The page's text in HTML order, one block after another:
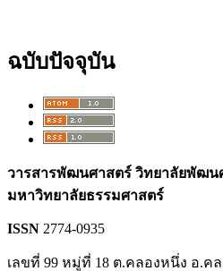
ฉบับปัจจุบัน
วารสารพัฒนศาสตร์ วิทยาลัยพัฒน
มหาวิทยาลัยธรรมศาสตร์
ISSN 2774-0935
เลขที่ 99 หมู่ที่ 18 ต.คลองหนึ่ง อ.ค